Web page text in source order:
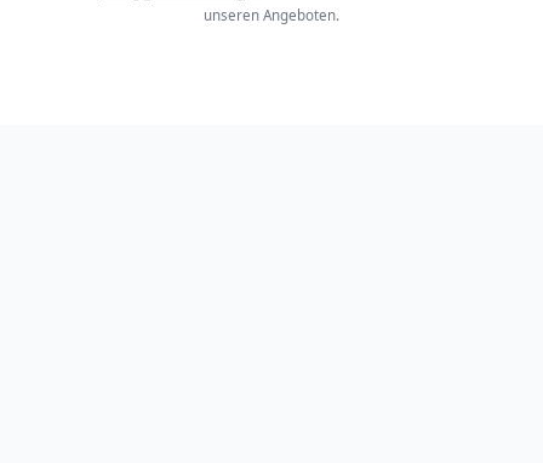
unseren Angeboten.